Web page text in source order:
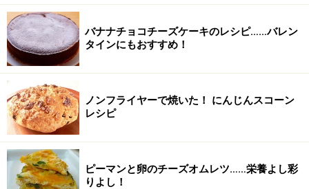
バナナチョコチーズケーキのレシピ……バレン
タインにもおすすめ！
ノンフライヤーで焼いた！ にんじんスコーン
レシピ
ピーマンと卵のチーズオムレツ……栄養よし彩
りよし！